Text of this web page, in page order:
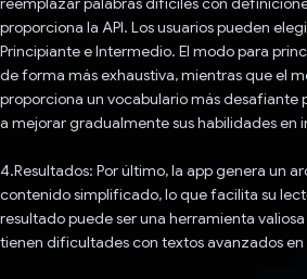
proporciona la API. Los usuarios pueden
Principiante e Intermedio. El modo para
de forma más exhaustiva, mientras que el
proporciona un vocabulario más desafiante
a mejorar gradualmente sus habilidades en
4.Resultados: Por último, la app genera un
contenido simplificado, lo que facilita su
resultado puede ser una herramienta
tienen dificultades con textos avanzados en